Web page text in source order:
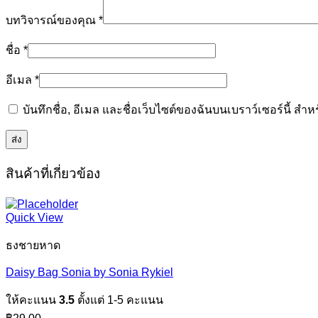
บทวิจารณ์ของคุณ *
ชื่อ *
อีเมล *
บันทึกชื่อ, อีเมล และชื่อเว็บไซต์ของฉันบนเบราว์เซอร์นี้ สำ
สินค้าที่เกี่ยวข้อง
Quick View
ธงชายหาด
Daisy Bag Sonia by Sonia Rykiel
ให้คะแนน 3.5 ตั้งแต่ 1-5 คะแนน